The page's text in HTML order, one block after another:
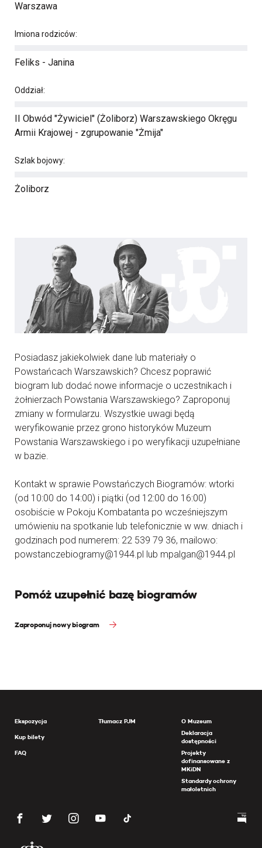
Warszawa
Imiona rodziców:
Feliks - Janina
Oddział:
II Obwód "Żywiciel" (Żoliborz) Warszawskiego Okręgu
Armii Krajowej - zgrupowanie "Żmija"
Szlak bojowy:
Żoliborz
Posiadasz jakiekolwiek dane lub materiały o
Powstańcach Warszawskich? Chcesz poprawić
biogram lub dodać nowe informacje o uczestnikach i
żołnierzach Powstania Warszawskiego? Zaproponuj
zmiany w formularzu. Wszystkie uwagi będą
weryfikowanie przez grono historyków Muzeum
Powstania Warszawskiego i po weryfikacji uzupełniane
w bazie.
Kontakt w sprawie Powstańczych Biogramów: wtorki
(od 10:00 do 14:00) i piątki (od 12:00 do 16:00)
osobiście w Pokoju Kombatanta po wcześniejszym
umówieniu na spotkanie lub telefonicznie w ww. dniach i
godzinach pod numerem: 22 539 79 36, mailowo:
powstanczebiogramy@1944.pl lub mpalgan@1944.pl
Pomóż uzupełnić bazę biogramów
Zaproponuj nowy biogram
Ekspozycja
Kup bilety
FAQ
Tłumacz PJM
O Muzeum
Deklaracja
dostępności
Projekty
dofinansowane z
MKiDN
Standardy ochrony
małoletnich